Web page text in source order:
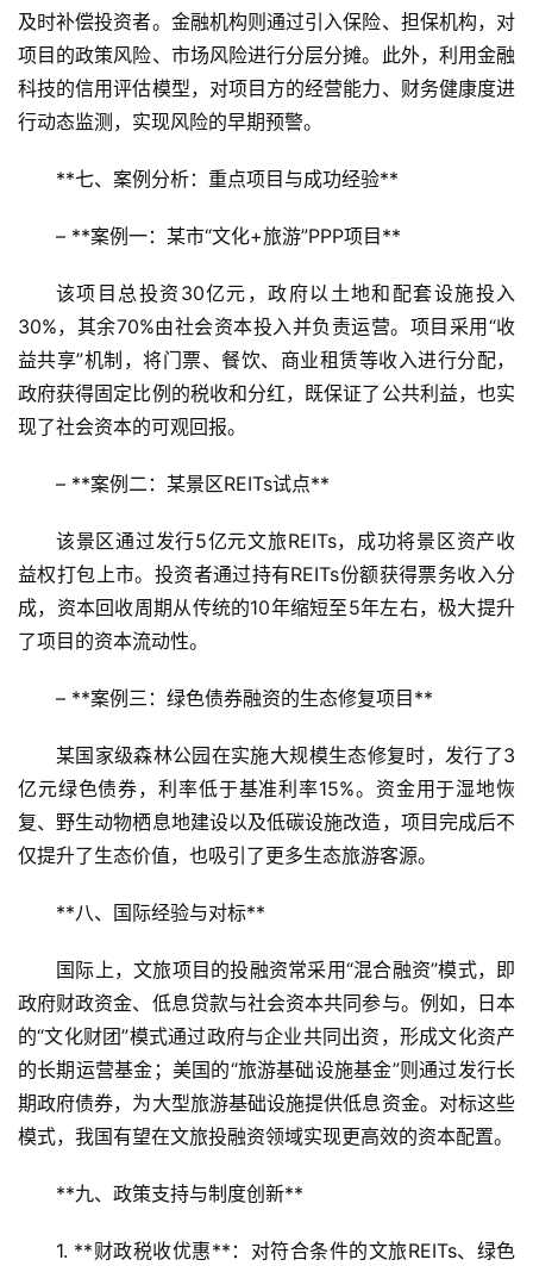
景
区
二
消
村
振
兴
A
R
问
答
社
及时补偿投资者。金融机构则通过引入保险、担保机构，对
项目的政策风险、市场风险进行分层分摊。此外，利用金融
科技的信用评估模型，对项目方的经营能力、财务健康度进
行动态监测，实现风险的早期预警。
**七、案例分析：重点项目与成功经验**
– **案例一：某市“文化+旅游”PPP项目**
该项目总投资30亿元，政府以土地和配套设施投入
30%，其余70%由社会资本投入并负责运营。项目采用“收
益共享”机制，将门票、餐饮、商业租赁等收入进行分配，
政府获得固定比例的税收和分红，既保证了公共利益，也实
现了社会资本的可观回报。
– **案例二：某景区REITs试点**
该景区通过发行5亿元文旅REITs，成功将景区资产收
益权打包上市。投资者通过持有REITs份额获得票务收入分
成，资本回收周期从传统的10年缩短至5年左右，极大提升
了项目的资本流动性。
– **案例三：绿色债券融资的生态修复项目**
某国家级森林公园在实施大规模生态修复时，发行了3
亿元绿色债券，利率低于基准利率15%。资金用于湿地恢
复、野生动物栖息地建设以及低碳设施改造，项目完成后不
仅提升了生态价值，也吸引了更多生态旅游客源。
**八、国际经验与对标**
国际上，文旅项目的投融资常采用“混合融资”模式，即
政府财政资金、低息贷款与社会资本共同参与。例如，日本
的“文化财团”模式通过政府与企业共同出资，形成文化资产
的长期运营基金；美国的“旅游基础设施基金”则通过发行长
期政府债券，为大型旅游基础设施提供低息资金。对标这些
模式，我国有望在文旅投融资领域实现更高效的资本配置。
**九、政策支持与制度创新**
1. **财政税收优惠**：对符合条件的文旅REITs、绿色